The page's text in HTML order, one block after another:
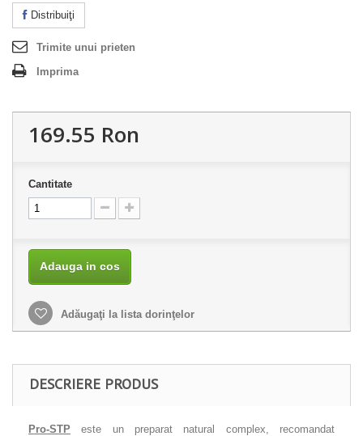
Distribuiţi
Trimite unui prieten
Imprima
169.55 Ron
Cantitate
Adauga in cos
Adăugaţi la lista dorinţelor
DESCRIERE PRODUS
Pro-STP este un preparat natural complex, recomandat